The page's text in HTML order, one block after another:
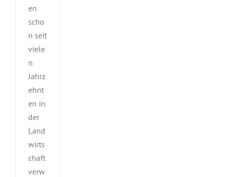
en
scho
n seit
viele
n
Jahrz
ehnt
en in
der
Land
wirts
chaft
verw